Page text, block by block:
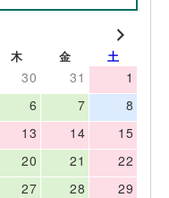
木 金 土
30 31
1
6 7
8
13 14
15
20 21
22
27 28
29